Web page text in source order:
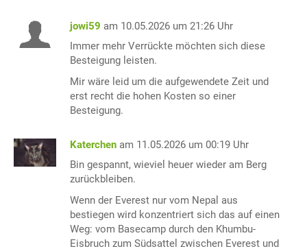
jowi59 am 10.05.2026 um 21:26 Uhr
Immer mehr Verrückte möchten sich diese
Besteigung leisten.
Mir wäre leid um die aufgewendete Zeit und
erst recht die hohen Kosten so einer
Besteigung.
Katerchen am 11.05.2026 um 00:19 Uhr
Bin gespannt, wieviel heuer wieder am Berg
zurückbleiben.
Wenn der Everest nur vom Nepal aus
bestiegen wird konzentriert sich das auf einen
Weg: vom Basecamp durch den Khumbu-
Eisbruch zum Südsattel zwischen Everest und